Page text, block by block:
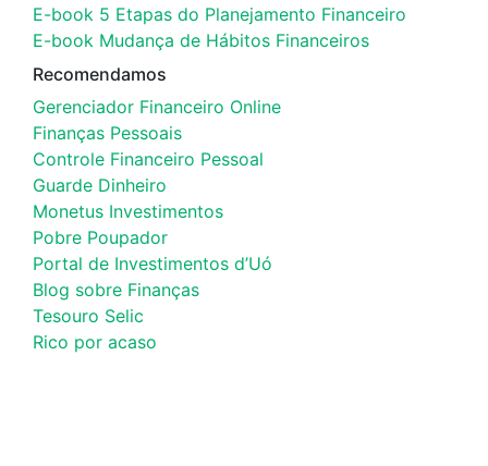
E-book 5 Etapas do Planejamento Financeiro
E-book Mudança de Hábitos Financeiros
Recomendamos
Gerenciador Financeiro Online
Finanças Pessoais
Controle Financeiro Pessoal
Guarde Dinheiro
Monetus Investimentos
Pobre Poupador
Portal de Investimentos d’Uó
Blog sobre Finanças
Tesouro Selic
Rico por acaso